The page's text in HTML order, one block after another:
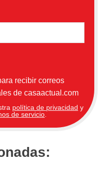
recibir correos
de casaactual.com
política de privacidad y
de servicio